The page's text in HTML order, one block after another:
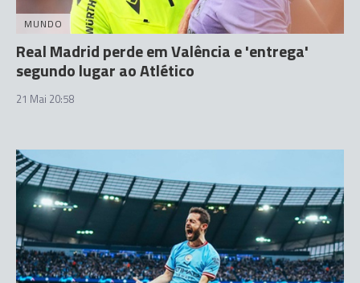
MUNDO
Real Madrid perde em Valência e 'entrega'
segundo lugar ao Atlético
21 Mai 20:58